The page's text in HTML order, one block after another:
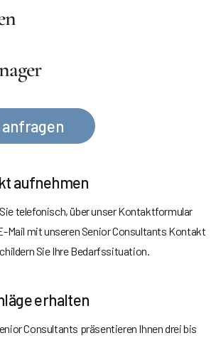
anfragen
aufnehmen
telefonisch, über unser Kontaktformular
Mail mit unseren Senior Consultants Kontakt
Sie Ihre Bedarfssituation.
erhalten
Consultants präsentieren Ihnen drei bis